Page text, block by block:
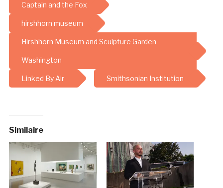
Captain and the Fox
hirshhorn museum
Hirshhorn Museum and Sculpture Garden
Washington
Linked By Air Smithsonian Institution
Similaire